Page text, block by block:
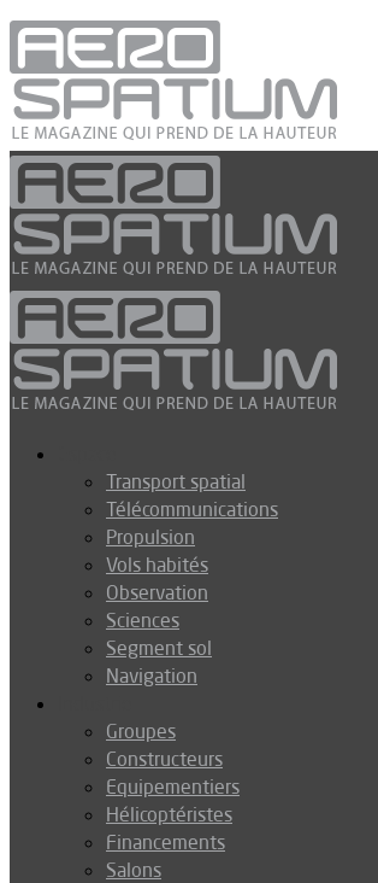
Transport spatial
Télécommunications
Propulsion
Vols habités
Observation
Sciences
Segment sol
Navigation
Groupes
Constructeurs
Equipementiers
Hélicoptéristes
Financements
Salons